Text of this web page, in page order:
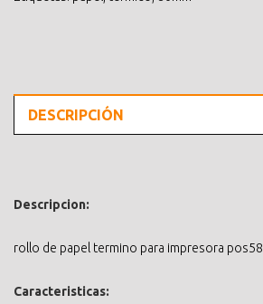
DESCRIPCIÓN
Descripcion:
rollo de papel termino para impresora pos58
Caracteristicas: